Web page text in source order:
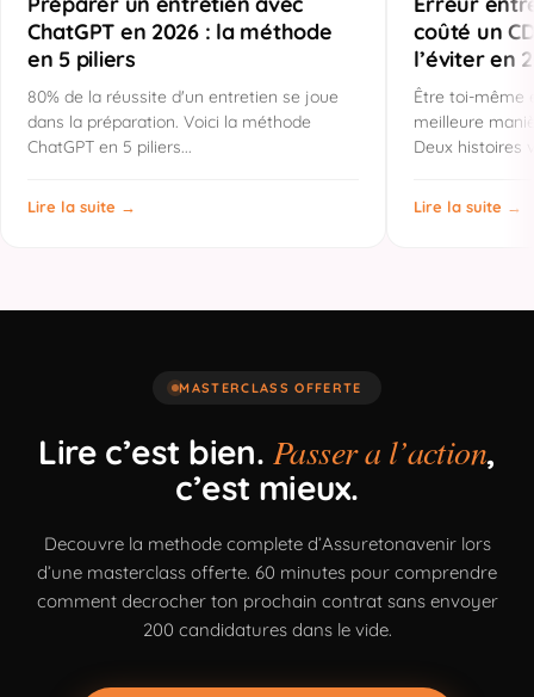
ChatGPT en 2026 : la méthode
en 5 piliers
80% de la réussite d'un entretien se joue
dans la préparation. Voici la méthode
ChatGPT en 5 piliers...
Lire la suite →
coûté un
l’éviter en
Être toi-même
meilleure
Deux histoires
Lire la suite →
MASTERCLASS OFFERTE
Lire c’est bien. Passer a l’action,
c’est mieux.
Decouvre la methode complete d’Assuretonavenir lors
d’une masterclass offerte. 60 minutes pour comprendre
comment decrocher ton prochain contrat sans envoyer
200 candidatures dans le vide.